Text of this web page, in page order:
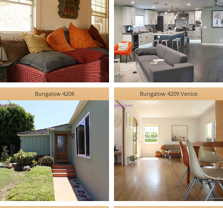
Bungalow 4208 Bungalow 4209 Venice